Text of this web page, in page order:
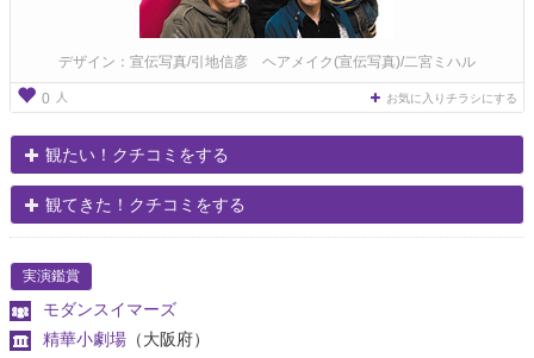
デザイン：宣伝写真/引地信彦 ヘアメイク(宣伝写真)/二宮ミハル
0 人 お気に入りチラシにする
観たい！クチコミをする
観てきた！クチコミをする
実演鑑賞
モダンスイマーズ
精華小劇場 （大阪府）